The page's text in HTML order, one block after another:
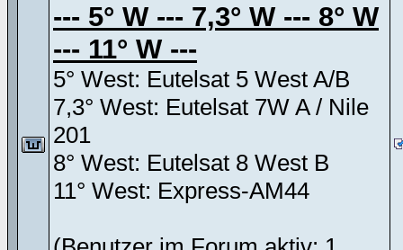
--- 5° W --- 7,3° W --- 8° W
--- 11° W ---
5° West: Eutelsat 5 West A/B
7,3° West: Eutelsat 7W A / Nile
201
8° West: Eutelsat 8 West B
11° West: Express-AM44